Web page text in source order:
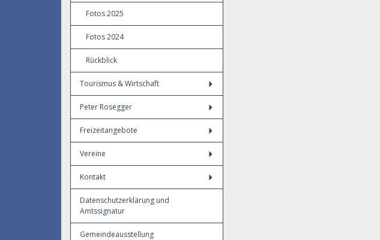
Fotos 2025
Fotos 2024
Rückblick
Tourismus & Wirtschaft
Peter Rosegger
Freizeitangebote
Vereine
Kontakt
Datenschutzerklärung und
Amtssignatur
Gemeindeausstellung